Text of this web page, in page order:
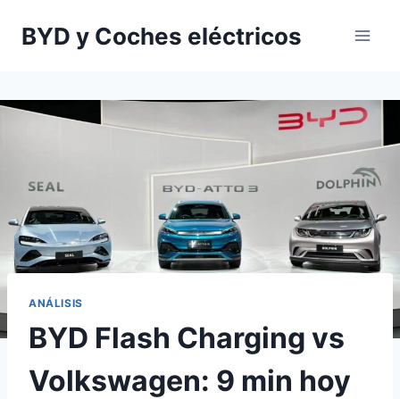
BYD y Coches eléctricos
ANÁLISIS
BYD Flash Charging vs
Volkswagen: 9 min hoy